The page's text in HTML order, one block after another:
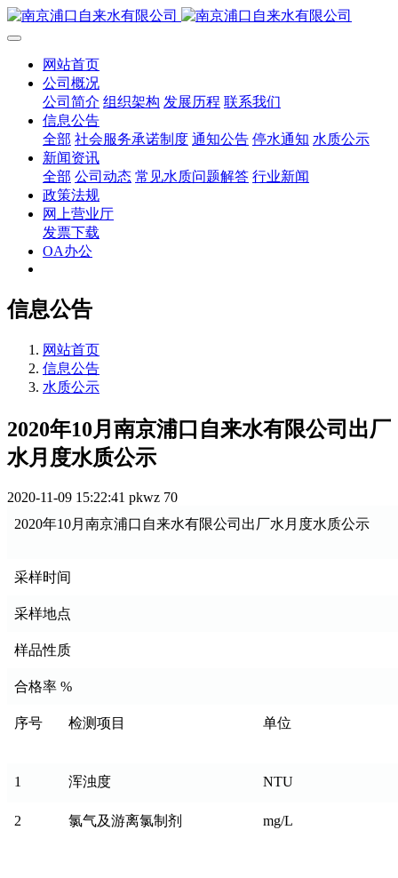
网站首页
公司概况
公司简介 组织架构 发展历程 联系我们
信息公告
全部 社会服务承诺制度 通知公告 停水通知 水质公示
新闻资讯
全部 公司动态 常见水质问题解答 行业新闻
政策法规
网上营业厅
发票下载
OA办公
信息公告
网站首页
信息公告
水质公示
2020年10月南京浦口自来水有限公司出厂
水月度水质公示
2020-11-09 15:22:41 pkwz 70
2020年10月南京浦口自来水有限公司出厂水月度水质公示
采样时间
采样地点
样品性质
合格率 %
序号 检测项目 单位
1 浑浊度 NTU
2 氯气及游离氯制剂 mg/L